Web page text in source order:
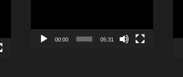
00:00 05:31